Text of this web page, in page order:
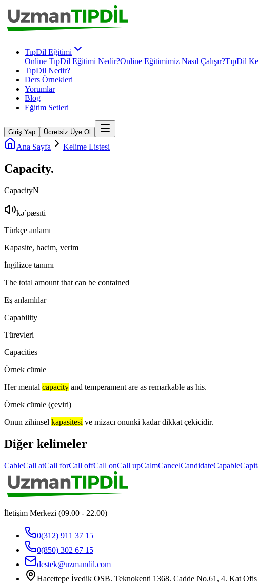
TıpDil Eğitimi
Online TıpDil Eğitimi Nedir?Online Eğitimimiz Nasıl Çalışır?TıpDil
TıpDil Nedir?
Ders Örnekleri
Yorumlar
Blog
Eğitim Setleri
Giriş Yap Ücretsiz Üye Ol
Ana Sayfa Kelime Listesi
Capacity.
CapacityN
kəˈpæsɪti
Türkçe anlamı
Kapasite, hacim, verim
İngilizce tanımı
The total amount that can be contained
Eş anlamlılar
Capability
Türevleri
Capacities
Örnek cümle
Her mental capacity and temperament are as remarkable as his.
Örnek cümle (çeviri)
Onun zihinsel kapasitesi ve mizacı onunki kadar dikkat çekicidir.
Diğer kelimeler
CableCall atCall forCall offCall onCall upCalmCancelCandidateCapable
İletişim Merkezi (09.00 - 22.00)
0(312) 911 37 15
0(850) 302 67 15
destek@uzmandil.com
Hacettepe İvedik OSB. Teknokenti 1368. Cadde No.61, 4. Kat